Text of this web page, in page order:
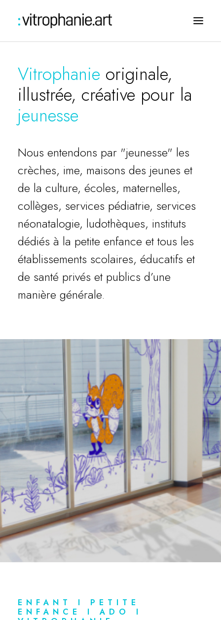
Challengez-nous
Vitrophanie originale,
illustrée, créative pour la
jeunesse
Nous entendons par "jeunesse" les
crèches, ime, maisons des jeunes et
de la culture, écoles, maternelles,
collèges, services pédiatrie, services
néonatalogie, ludothèques, instituts
dédiés à la petite enfance et tous les
établissements scolaires, éducatifs et
de santé privés et publics d’une
manière générale.
ENFANT I PETITE
ENFANCE I ADO I